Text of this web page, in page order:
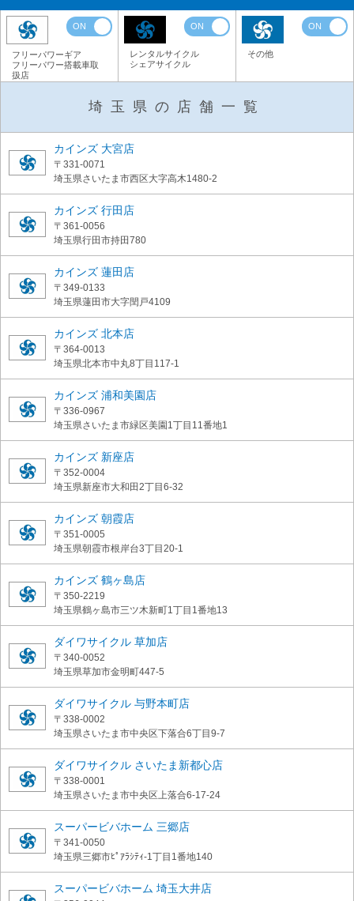
ON
フリーパワーギア
フリーパワー搭載車取
扱店
ON
レンタルサイクル
シェアサイクル
ON
その他
埼玉県の店舗一覧
カインズ 大宮店
〒331-0071
埼玉県さいたま市西区大字高木1480-2
カインズ 行田店
〒361-0056
埼玉県行田市持田780
カインズ 蓮田店
〒349-0133
埼玉県蓮田市大字閏戸4109
カインズ 北本店
〒364-0013
埼玉県北本市中丸8丁目117-1
カインズ 浦和美園店
〒336-0967
埼玉県さいたま市緑区美園1丁目11番地1
カインズ 新座店
〒352-0004
埼玉県新座市大和田2丁目6-32
カインズ 朝霞店
〒351-0005
埼玉県朝霞市根岸台3丁目20-1
カインズ 鶴ヶ島店
〒350-2219
埼玉県鶴ヶ島市三ツ木新町1丁目1番地13
ダイワサイクル 草加店
〒340-0052
埼玉県草加市金明町447-5
ダイワサイクル 与野本町店
〒338-0002
埼玉県さいたま市中央区下落合6丁目9-7
ダイワサイクル さいたま新都心店
〒338-0001
埼玉県さいたま市中央区上落合6-17-24
スーパービバホーム 三郷店
〒341-0050
埼玉県三郷市ﾋﾟｱﾗｼﾃｨ-1丁目1番地140
スーパービバホーム 埼玉大井店